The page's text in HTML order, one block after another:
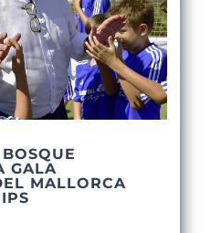
GALA
MALLORCA